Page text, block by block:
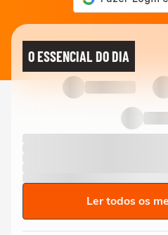
O ESSENCIAL DO DIA
Ler todos os